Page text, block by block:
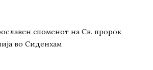
споменот на Св. пророк
во Сиденхам